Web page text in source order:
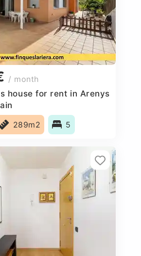
/ month
house for rent in Arenys
289m2 5